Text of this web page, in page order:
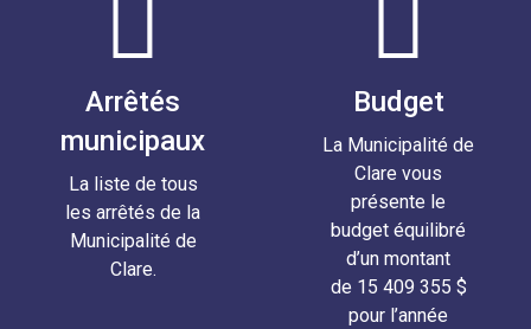
Arrêtés
municipaux
La liste de tous
les arrêtés de la
Municipalité de
Clare.
Budget
La Municipalité de
Clare vous
présente le
budget équilibré
d’un montant
de 15 409 355 $
pour l’année